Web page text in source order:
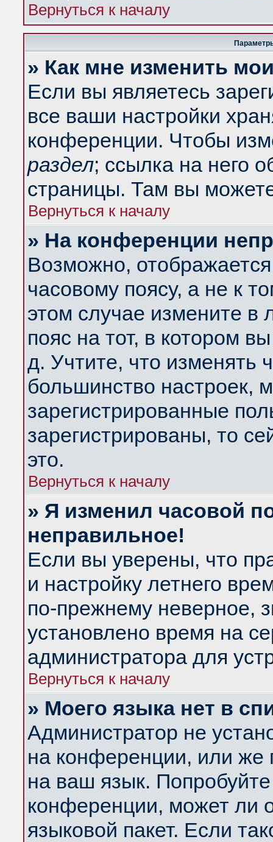
Вернуться к началу
» Как мне изменить
Если вы являетесь
все ваши настройки
конференции. Чтобы
раздел; ссылка на него
страницы. Там вы
Вернуться к началу
» На конференции
Возможно,
часовому поясу, а не к
этом случае измените в
пояс на тот, в котором
д. Учтите, что изменять
большинство настроек,
зарегистрированные
зарегистрированы, то
это.
Вернуться к началу
» Я изменил часовой
неправильное!
Если вы уверены, что
и настройку летнего
по-прежнему неверное,
установлено время на
администратора для
Вернуться к началу
» Моего языка нет в
Администратор не
на конференции, или же
на ваш язык.
конференции, может ли
языковой пакет. Если